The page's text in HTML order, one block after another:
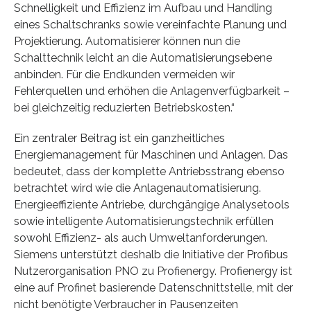
Schnelligkeit und Effizienz im Aufbau und Handling
eines Schaltschranks sowie vereinfachte Planung und
Projektierung. Automatisierer können nun die
Schalttechnik leicht an die Automatisierungsebene
anbinden. Für die Endkunden vermeiden wir
Fehlerquellen und erhöhen die Anlagenverfügbarkeit –
bei gleichzeitig reduzierten Betriebskosten.“
Ein zentraler Beitrag ist ein ganzheitliches
Energiemanagement für Maschinen und Anlagen. Das
bedeutet, dass der komplette Antriebsstrang ebenso
betrachtet wird wie die Anlagenautomatisierung.
Energieeffiziente Antriebe, durchgängige Analysetools
sowie intelligente Automatisierungstechnik erfüllen
sowohl Effizienz- als auch Umweltanforderungen.
Siemens unterstützt deshalb die Initiative der Profibus
Nutzerorganisation PNO zu Profienergy. Profienergy ist
eine auf Profinet basierende Datenschnittstelle, mit der
nicht benötigte Verbraucher in Pausenzeiten